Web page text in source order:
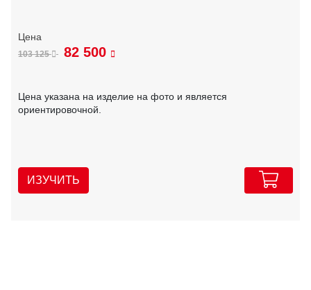
103 125 82 500
Цена указана на изделие на фото и является
ориентировочной.
ИЗУЧИТЬ